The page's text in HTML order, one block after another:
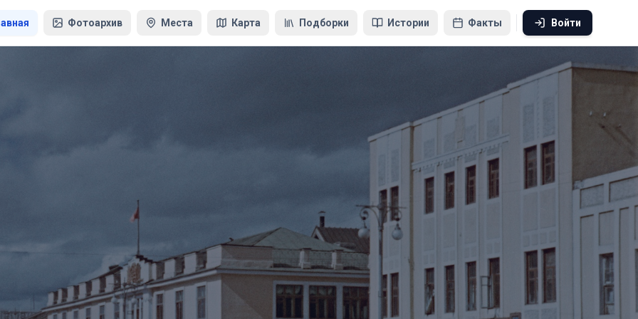
Фотоархив Места Карта Подборки Истории Факты Войти